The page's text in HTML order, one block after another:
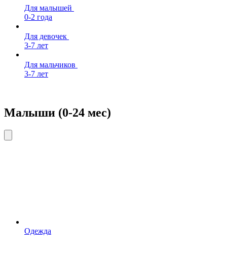
Для малышей
0-2 года
Для девочек
3-7 лет
Для мальчиков
3-7 лет
Малыши (0-24 мес)
Одежда